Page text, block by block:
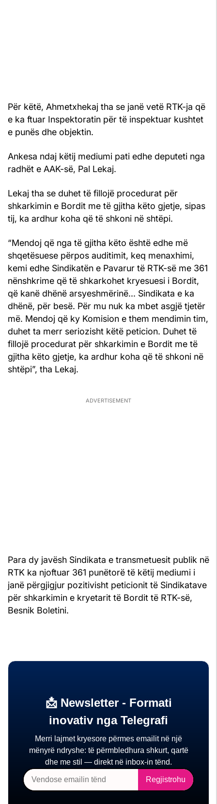
Për këtë, Ahmetxhekaj tha se janë vetë RTK-ja që
e ka ftuar Inspektoratin për të inspektuar kushtet
e punës dhe objektin.
Ankesa ndaj këtij mediumi pati edhe deputeti nga
radhët e AAK-së, Pal Lekaj.
Lekaj tha se duhet të fillojë procedurat për
shkarkimin e Bordit me të gjitha këto gjetje, sipas
tij, ka ardhur koha që të shkoni në shtëpi.
“Mendoj që nga të gjitha këto është edhe më
shqetësuese përpos auditimit, keq menaxhimi,
kemi edhe Sindikatën e Pavarur të RTK-së me 361
nënshkrime që të shkarkohet kryesuesi i Bordit,
që kanë dhënë arsyeshmërinë... Sindikata e ka
dhënë, për besë. Për mu nuk ka mbet asgjë tjetër
më. Mendoj që ky Komision e them mendimin tim,
duhet ta merr seriozisht këtë peticion. Duhet të
fillojë procedurat për shkarkimin e Bordit me të
gjitha këto gjetje, ka ardhur koha që të shkoni në
shtëpi”, tha Lekaj.
Para dy javësh Sindikata e transmetuesit publik në
RTK ka njoftuar 361 punëtorë të këtij mediumi i
janë përgjigjur pozitivisht peticionit të Sindikatave
për shkarkimin e kryetarit të Bordit të RTK-së,
Besnik Boletini.